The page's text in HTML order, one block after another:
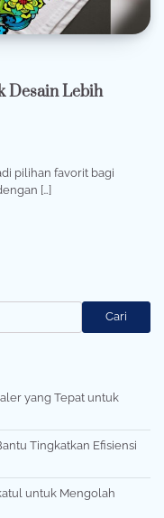
Desain Lebih
pilihan favorit bagi
[…]
Cari
yang Tepat untuk
Tingkatkan Efisiensi
untuk Mengolah